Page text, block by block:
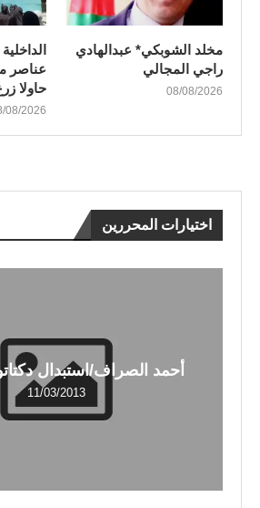
مخلد الشوبكي* عبدالهادي
راجي المجالي
08/08/2026
عناصر
حاولا
08/2026
اختيارات المحررين
أحمد الصراف/استبدال
11/03/2013